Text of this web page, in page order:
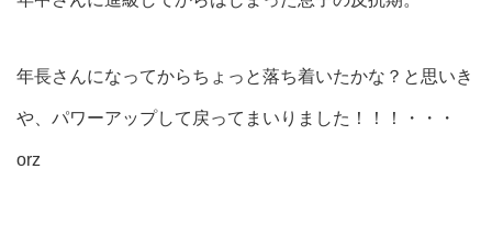
年長さんになってからちょっと落ち着いたかな？と思いき
や、パワーアップして戻ってまいりました！！！・・・
orz